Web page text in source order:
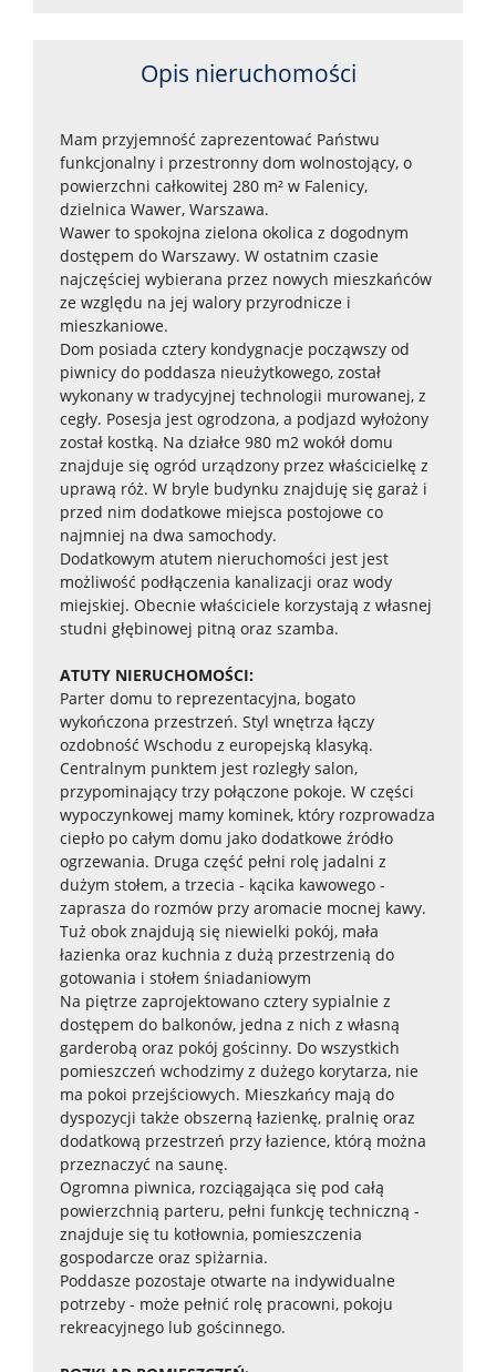
Opis nieruchomości
Mam przyjemność zaprezentować Państwu
funkcjonalny i przestronny dom wolnostojący, o
powierzchni całkowitej 280 m² w Falenicy,
dzielnica Wawer, Warszawa.
Wawer to spokojna zielona okolica z dogodnym
dostępem do Warszawy. W ostatnim czasie
najczęściej wybierana przez nowych mieszkańców
ze względu na jej walory przyrodnicze i
mieszkaniowe.
Dom posiada cztery kondygnacje począwszy od
piwnicy do poddasza nieużytkowego, został
wykonany w tradycyjnej technologii murowanej, z
cegły. Posesja jest ogrodzona, a podjazd wyłożony
został kostką. Na działce 980 m2 wokół domu
znajduje się ogród urządzony przez właścicielkę z
uprawą róż. W bryle budynku znajduję się garaż i
przed nim dodatkowe miejsca postojowe co
najmniej na dwa samochody.
Dodatkowym atutem nieruchomości jest jest
możliwość podłączenia kanalizacji oraz wody
miejskiej. Obecnie właściciele korzystają z własnej
studni głębinowej pitną oraz szamba.
ATUTY NIERUCHOMOŚCI:
Parter domu to reprezentacyjna, bogato
wykończona przestrzeń. Styl wnętrza łączy
ozdobność Wschodu z europejską klasyką.
Centralnym punktem jest rozległy salon,
przypominający trzy połączone pokoje. W części
wypoczynkowej mamy kominek, który rozprowadza
ciepło po całym domu jako dodatkowe źródło
ogrzewania. Druga część pełni rolę jadalni z
dużym stołem, a trzecia - kącika kawowego -
zaprasza do rozmów przy aromacie mocnej kawy.
Tuż obok znajdują się niewielki pokój, mała
łazienka oraz kuchnia z dużą przestrzenią do
gotowania i stołem śniadaniowym
Na piętrze zaprojektowano cztery sypialnie z
dostępem do balkonów, jedna z nich z własną
garderobą oraz pokój gościnny. Do wszystkich
pomieszczeń wchodzimy z dużego korytarza, nie
ma pokoi przejściowych. Mieszkańcy mają do
dyspozycji także obszerną łazienkę, pralnię oraz
dodatkową przestrzeń przy łazience, którą można
przeznaczyć na saunę.
Ogromna piwnica, rozciągająca się pod całą
powierzchnią parteru, pełni funkcję techniczną -
znajduje się tu kotłownia, pomieszczenia
gospodarcze oraz spiżarnia.
Poddasze pozostaje otwarte na indywidualne
potrzeby - może pełnić rolę pracowni, pokoju
rekreacyjnego lub gościnnego.